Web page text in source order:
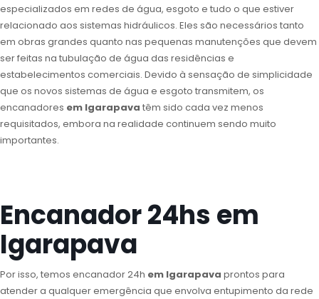
especializados em redes de água, esgoto e tudo o que estiver
relacionado aos sistemas hidráulicos. Eles são necessários tanto
em obras grandes quanto nas pequenas manutenções que devem
ser feitas na tubulação de água das residências e
estabelecimentos comerciais. Devido à sensação de simplicidade
que os novos sistemas de água e esgoto transmitem, os
encanadores em Igarapava têm sido cada vez menos
requisitados, embora na realidade continuem sendo muito
importantes.
Encanador 24hs em
Igarapava
Por isso, temos encanador 24h em Igarapava prontos para
atender a qualquer emergência que envolva entupimento da rede